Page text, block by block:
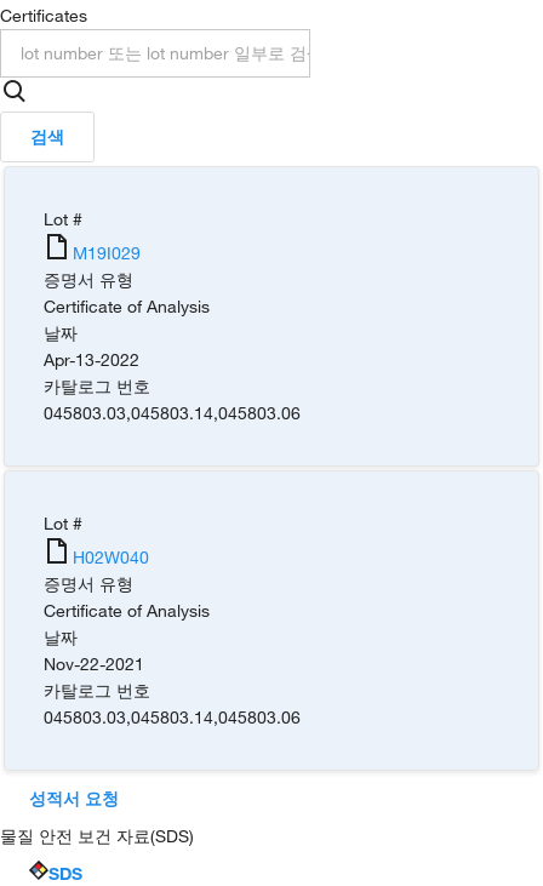
Certificates
검색
Lot #
M19I029
증명서 유형
Certificate of Analysis
날짜
Apr-13-2022
카탈로그 번호
045803.03,045803.14,045803.06
Lot #
H02W040
증명서 유형
Certificate of Analysis
날짜
Nov-22-2021
카탈로그 번호
045803.03,045803.14,045803.06
성적서 요청
물질 안전 보건 자료(SDS)
SDS